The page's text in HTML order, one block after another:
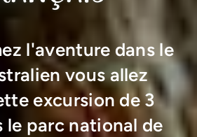
l'aventure dans le
vous allez
excursion de 3
le parc national de